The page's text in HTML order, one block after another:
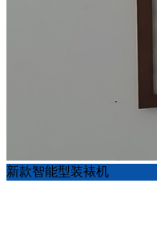
新款智能型装裱机